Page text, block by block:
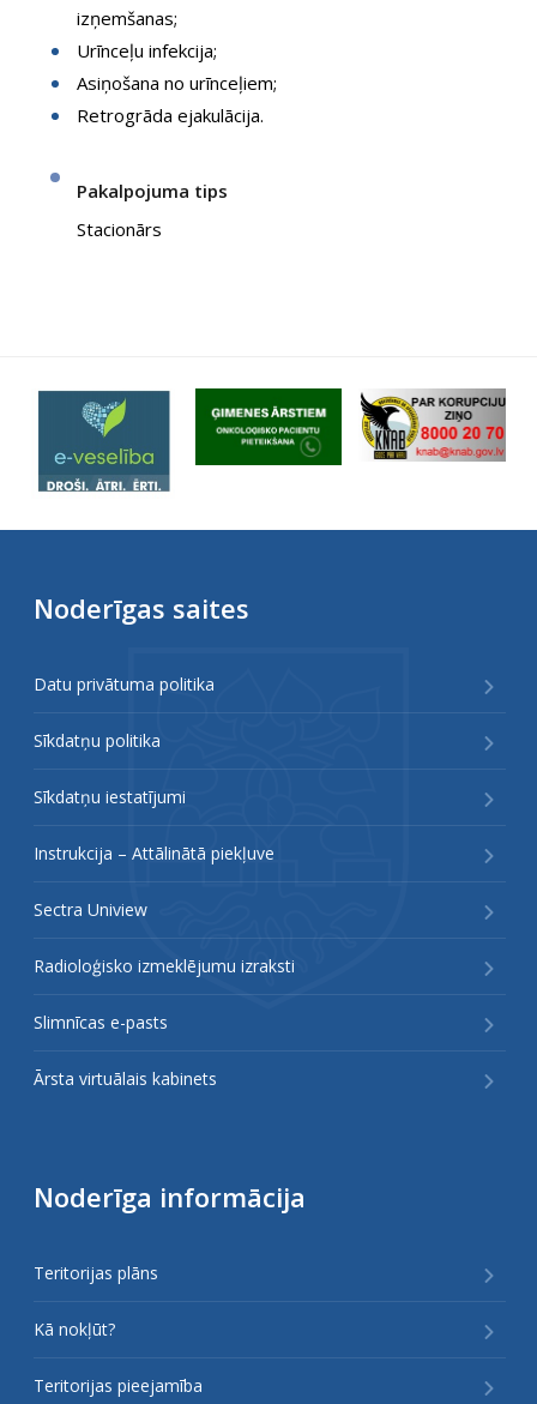
izņemšanas;
Urīnceļu infekcija;
Asiņošana no urīnceļiem;
Retrogrāda ejakulācija.
Pakalpojuma tips
Stacionārs
Noderīgas saites
Datu privātuma politika
Sīkdatņu politika
Sīkdatņu iestatījumi
Instrukcija – Attālinātā piekļuve
Sectra Uniview
Radioloģisko izmeklējumu izraksti
Slimnīcas e-pasts
Ārsta virtuālais kabinets
Noderīga informācija
Teritorijas plāns
Kā nokļūt?
Teritorijas pieejamība